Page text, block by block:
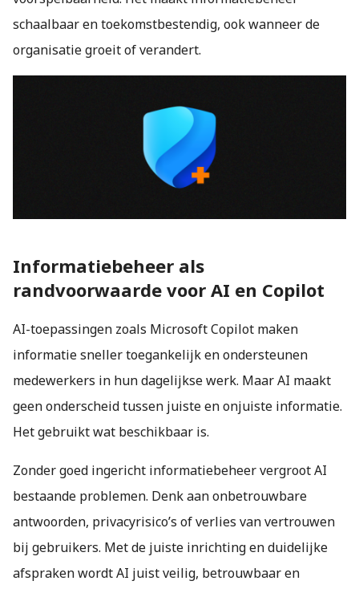
schaalbaar en toekomstbestendig, ook wanneer de
organisatie groeit of verandert.
Informatiebeheer als
randvoorwaarde voor AI en Copilot
AI-toepassingen zoals Microsoft Copilot maken
informatie sneller toegankelijk en ondersteunen
medewerkers in hun dagelijkse werk. Maar AI maakt
geen onderscheid tussen juiste en onjuiste informatie.
Het gebruikt wat beschikbaar is.
Zonder goed ingericht informatiebeheer vergroot AI
bestaande problemen. Denk aan onbetrouwbare
antwoorden, privacyrisico’s of verlies van vertrouwen
bij gebruikers. Met de juiste inrichting en duidelijke
afspraken wordt AI juist veilig, betrouwbaar en